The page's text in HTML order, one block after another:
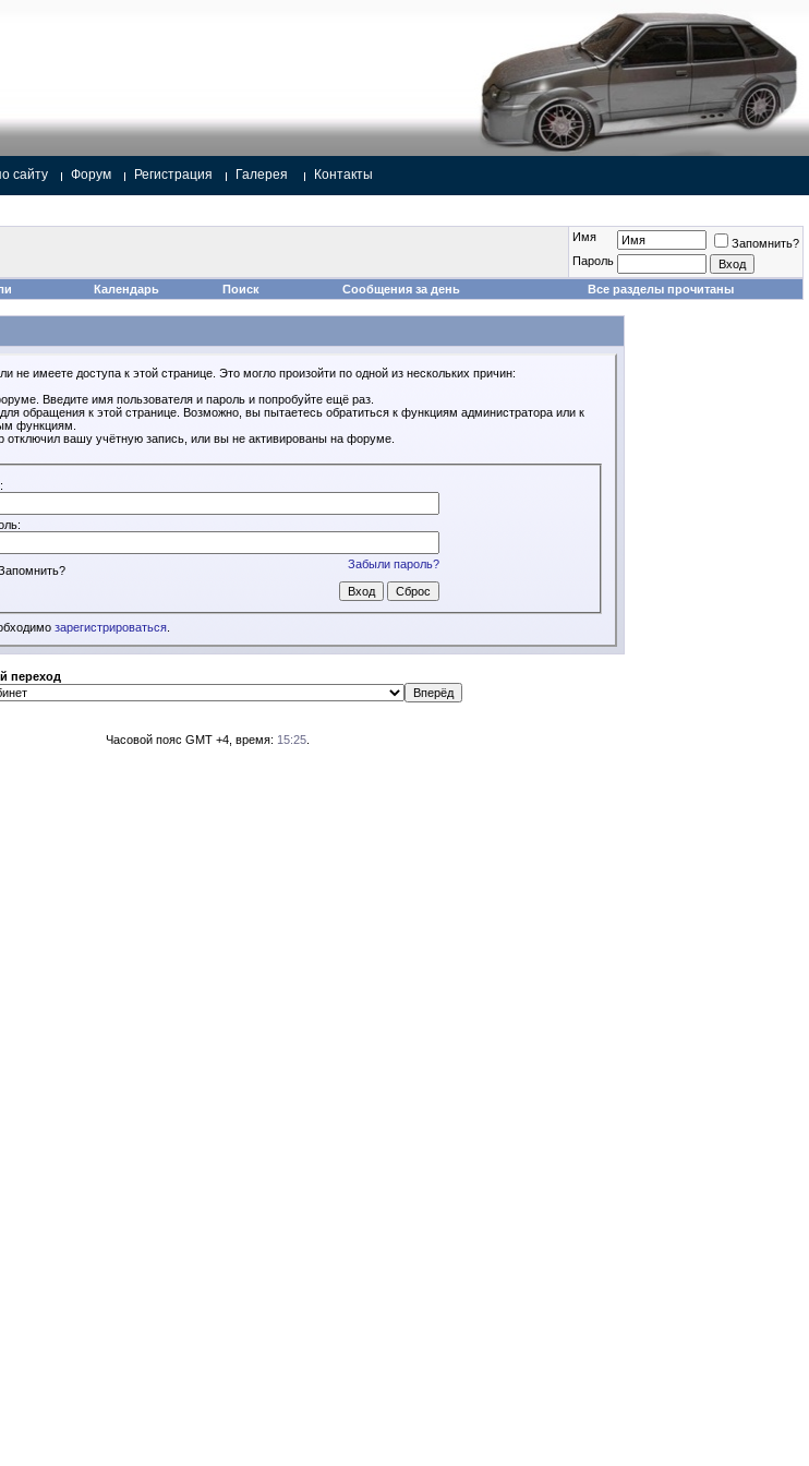
сайту Форум Регистрация Галерея Контакты
Имя
Запомнить?
Пароль
Календарь Поиск Сообщения за день Все разделы прочитаны
не имеете доступа к этой странице. Это могло произойти по одной из нескольких причин:
Введите имя пользователя и пароль и попробуйте ещё раз.
обращения к этой странице. Возможно, вы пытаетесь обратиться к функциям администратора или к
функциям.
отключил вашу учётную запись, или вы не активированы на форуме.
Забыли пароль?
зарегистрироваться.
переход
Часовой пояс GMT +4, время: 15:25.